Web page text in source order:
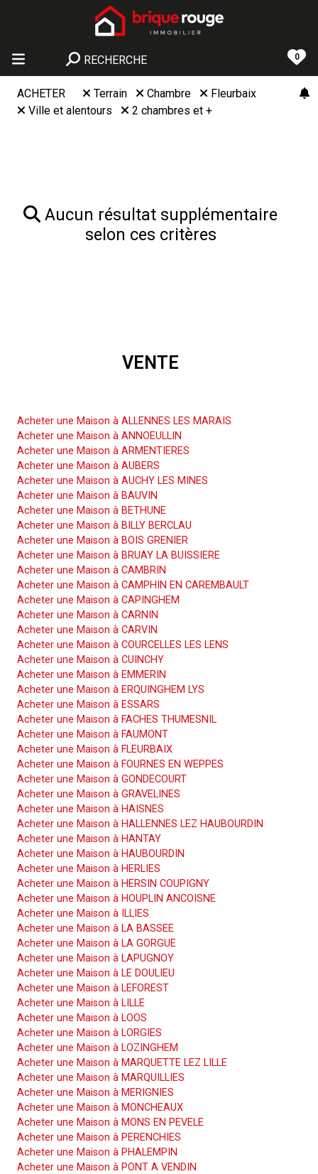
RECHERCHE 0
ACHETER Terrain Chambre
Fleurbaix
Ville et alentours
2 chambres et +
Aucun résultat supplémentaire
selon ces critères
VENTE
Acheter une Maison à ALLENNES LES MARAIS
Acheter une Maison à ANNOEULLIN
Acheter une Maison à ARMENTIERES
Acheter une Maison à AUBERS
Acheter une Maison à AUCHY LES MINES
Acheter une Maison à BAUVIN
Acheter une Maison à BETHUNE
Acheter une Maison à BILLY BERCLAU
Acheter une Maison à BOIS GRENIER
Acheter une Maison à BRUAY LA BUISSIERE
Acheter une Maison à CAMBRIN
Acheter une Maison à CAMPHIN EN CAREMBAULT
Acheter une Maison à CAPINGHEM
Acheter une Maison à CARNIN
Acheter une Maison à CARVIN
Acheter une Maison à COURCELLES LES LENS
Acheter une Maison à CUINCHY
Acheter une Maison à EMMERIN
Acheter une Maison à ERQUINGHEM LYS
Acheter une Maison à ESSARS
Acheter une Maison à FACHES THUMESNIL
Acheter une Maison à FAUMONT
Acheter une Maison à FLEURBAIX
Acheter une Maison à FOURNES EN WEPPES
Acheter une Maison à GONDECOURT
Acheter une Maison à GRAVELINES
Acheter une Maison à HAISNES
Acheter une Maison à HALLENNES LEZ HAUBOURDIN
Acheter une Maison à HANTAY
Acheter une Maison à HAUBOURDIN
Acheter une Maison à HERLIES
Acheter une Maison à HERSIN COUPIGNY
Acheter une Maison à HOUPLIN ANCOISNE
Acheter une Maison à ILLIES
Acheter une Maison à LA BASSEE
Acheter une Maison à LA GORGUE
Acheter une Maison à LAPUGNOY
Acheter une Maison à LE DOULIEU
Acheter une Maison à LEFOREST
Acheter une Maison à LILLE
Acheter une Maison à LOOS
Acheter une Maison à LORGIES
Acheter une Maison à LOZINGHEM
Acheter une Maison à MARQUETTE LEZ LILLE
Acheter une Maison à MARQUILLIES
Acheter une Maison à MERIGNIES
Acheter une Maison à MONCHEAUX
Acheter une Maison à MONS EN PEVELE
Acheter une Maison à PERENCHIES
Acheter une Maison à PHALEMPIN
Acheter une Maison à PONT A VENDIN